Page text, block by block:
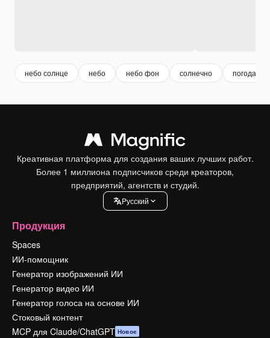
небо солнце небо небо фон солнечно погода
Креативная платформа для создания ваших лучших работ.
Более 1 миллиона подписчиков среди креаторов,
предприятий, агентств и студий.
Pусский
Продукция
Spaces
ИИ-помощник
Генератор изображений ИИ
Генератор видео ИИ
Генератор голоса на основе ИИ
Стоковый контент
MCP для Claude/ChatGPT Новое